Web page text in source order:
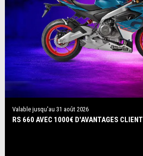
Valable jusqu'au 31 août 2026
RS 660 AVEC 1000€ D'AVANTAGES CLIENT